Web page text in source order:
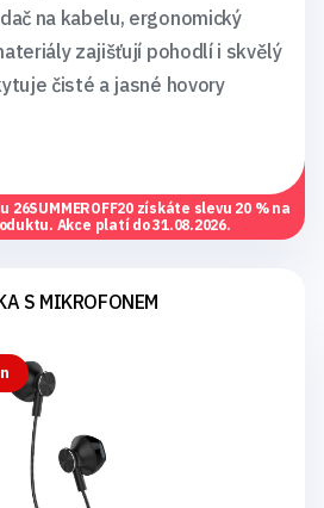
na kabelu, ergonomický
zajišťují pohodlí i skvělý
čisté a jasné hovory
26SUMMEROFF20 získáte slevu 20 % na
Akce platí do 31.08.2026.
S MIKROFONEM